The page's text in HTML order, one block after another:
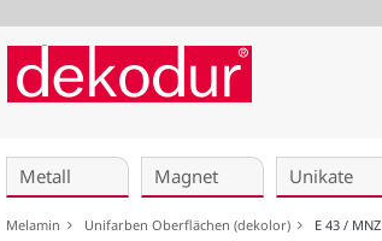
Metall Magnet Unikate
Melamin Unifarben Oberflächen (dekolor) E 43 / MNZ